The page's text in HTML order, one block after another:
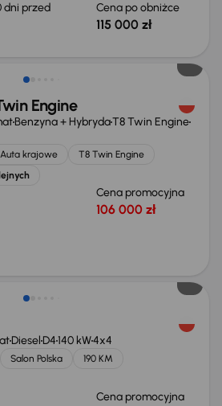
dni przed
Cena po obniżce
115 000 zł
VAT
Engine
Benzyna + HybrydaT8 Twin Engine
Auta krajowe
T8 Twin Engine
Cena promocyjna
106 000 zł
Diesel D4140 kW4x4
Salon Polska
190 KM
Cena promocyjna